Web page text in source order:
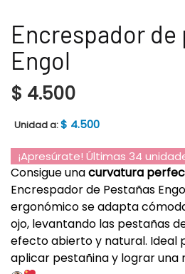
Encrespador de
Engol
$ 4.500
Unidad a:$ 4.500
¡Apresúrate! Últimas 34
Consigue unacurvatura
Encrespador de Pestañas
ergonómico se adapta
ojo, levantando las pestañas
efecto abierto y natural. Ideal
aplicar pestañina y lograr una